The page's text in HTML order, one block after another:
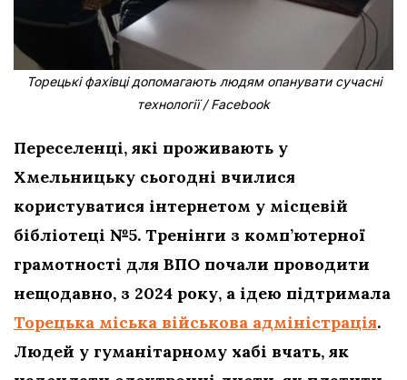
Торецькі фахівці допомагають людям опанувати сучасні
технології / Facebook
Переселенці, які проживають у
Хмельницьку сьогодні вчилися
користуватися інтернетом у місцевій
бібліотеці №5. Тренінги з комп’ютерної
грамотності для ВПО почали проводити
нещодавно, з 2024 року, а ідею підтримала
Торецька міська військова адміністрація.
Людей у гуманітарному хабі вчать, як